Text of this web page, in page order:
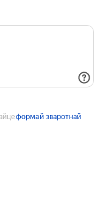
формай зваротнай